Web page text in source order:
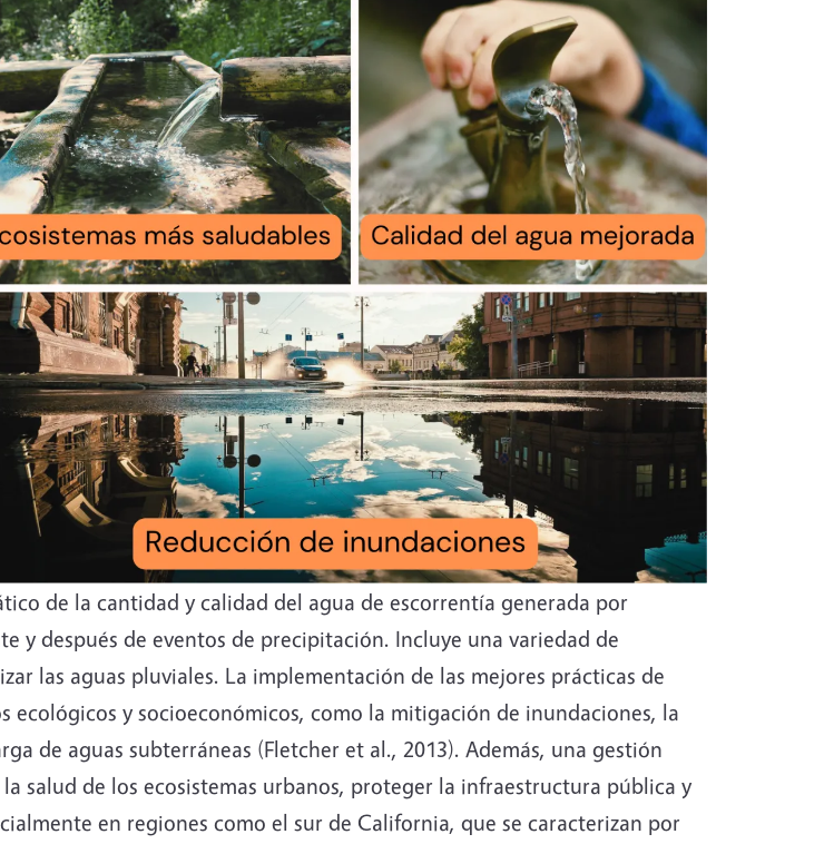
de la cantidad y calidad del agua de escorrentía generada por
y después de eventos de precipitación. Incluye una variedad de
las aguas pluviales. La implementación de las mejores prácticas de
ecológicos y socioeconómicos, como la mitigación de inundaciones, la
de aguas subterráneas (Fletcher et al., 2013). Además, una gestión
salud de los ecosistemas urbanos, proteger la infraestructura pública y
en regiones como el sur de California, que se caracterizan por